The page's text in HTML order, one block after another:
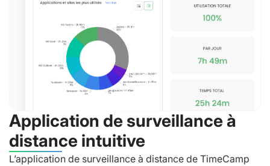
Application de surveillance à
distance intuitive
L’application de surveillance à distance de TimeCamp